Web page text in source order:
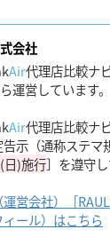
会社
Air代理店比較ナ
運営しています。
Air代理店比較ナ
示（通称ステマ
日)施行］を遵守し
営会社）［
ィール）はこちら